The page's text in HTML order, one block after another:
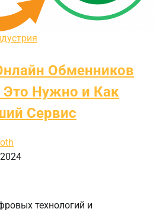
Обменников
Нужно и Как
Сервис
технологий и